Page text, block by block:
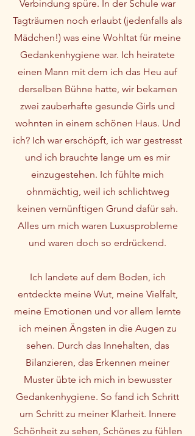
Verbindung spüre. In der Schule war
Tagträumen noch erlaubt (jedenfalls als
Mädchen!) was eine Wohltat für meine
Gedankenhygiene war. Ich heiratete
einen Mann mit dem ich das Heu auf
derselben Bühne hatte, wir bekamen
zwei zauberhafte gesunde Girls und
wohnten in einem schönen Haus. Und
ich? Ich war erschöpft, ich war gestresst
und ich brauchte lange um es mir
einzugestehen. Ich fühlte mich
ohnmächtig, weil ich schlichtweg
keinen vernünftigen Grund dafür sah.
Alles um mich waren Luxusprobleme
und waren doch so erdrückend.
Ich landete auf dem Boden, ich
entdeckte meine Wut, meine Vielfalt,
meine Emotionen und vor allem lernte
ich meinen Ängsten in die Augen zu
sehen. Durch das Innehalten, das
Bilanzieren, das Erkennen meiner
Muster übte ich mich in bewusster
Gedankenhygiene. So fand ich Schritt
um Schritt zu meiner Klarheit. Innere
Schönheit zu sehen, Schönes zu fühlen